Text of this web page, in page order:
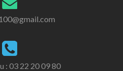
: 03 22 20 09 80